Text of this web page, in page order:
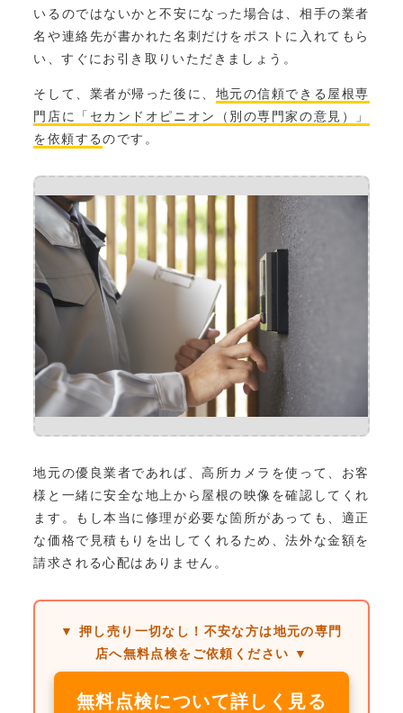
いるのではないかと不安になった場合は、相手の業者
名や連絡先が書かれた名刺だけをポストに入れてもら
い、すぐにお引き取りいただきましょう。
そして、業者が帰った後に、 地元の信頼できる屋根専
門店に「セカンドオピニオン（別の専門家の意見）」
を依頼するのです。
地元の優良業者であれば、高所カメラを使って、お客
様と一緒に安全な地上から屋根の映像を確認してくれ
ます。もし本当に修理が必要な箇所があっても、適正
な価格で見積もりを出してくれるため、法外な金額を
請求される心配はありません。
▼ 押し売り一切なし！不安な方は地元の専門
店へ無料点検をご依頼ください ▼
無料点検について詳しく見る